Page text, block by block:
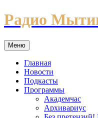
Перейти
к
Радио
Меню
Главная
Новости
Подкасты
Программы
Академчас
Архивариус